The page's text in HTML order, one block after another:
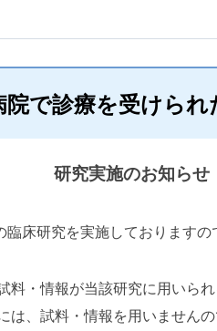
で診療を受けら
研究実施のお知らせ
床研究を実施しておりますの
料・情報が当該研究に用いら
は、試料・情報を用いません